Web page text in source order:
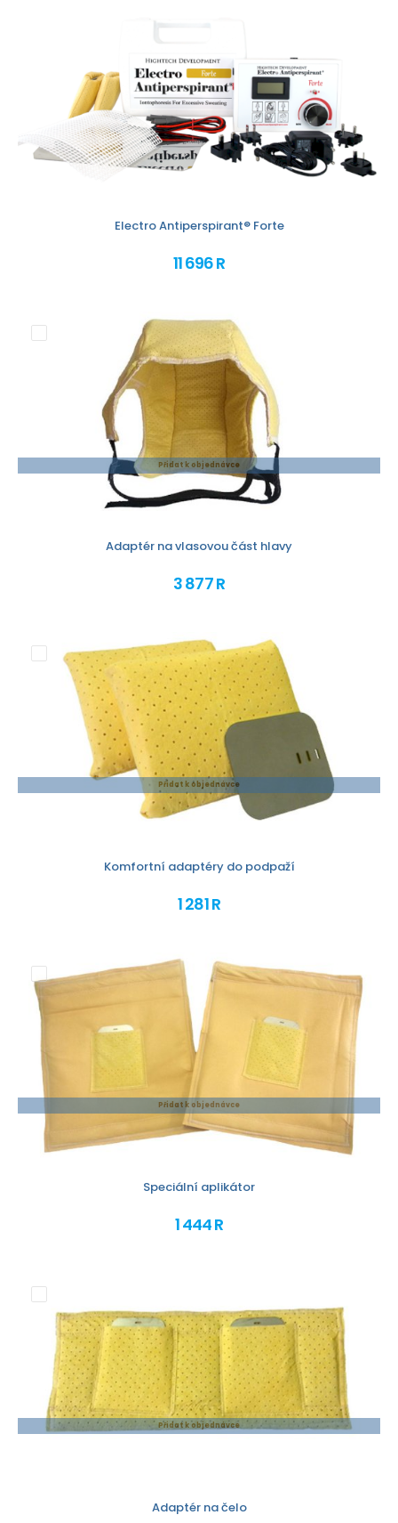
Electro Antiperspirant® Forte
11 696 R
Přidat k objednávce
Adaptér na vlasovou část hlavy
3 877 R
Přidat k objednávce
Komfortní adaptéry do podpaží
1 281 R
Přidat k objednávce
Speciální aplikátor
1 444 R
Přidat k objednávce
Adaptér na čelo